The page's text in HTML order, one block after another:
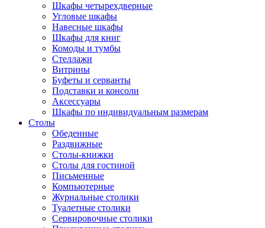
Шкафы четырехдверные
Угловые шкафы
Навесные шкафы
Шкафы для книг
Комоды и тумбы
Стеллажи
Витрины
Буфеты и серванты
Подставки и консоли
Аксессуары
Шкафы по индивидуальным размерам
Столы
Обеденные
Раздвижные
Столы-книжки
Столы для гостиной
Письменные
Компьютерные
Журнальные столики
Туалетные столики
Сервировочные столики